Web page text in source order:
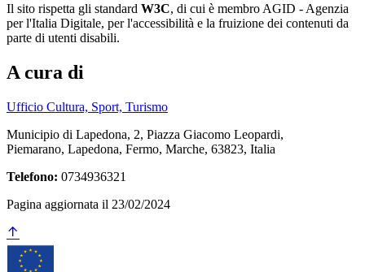
Il sito rispetta gli standard W3C, di cui è membro AGID - Agenzia
per l'Italia Digitale, per l'accessibilità e la fruizione dei contenuti da
parte di utenti disabili.
A cura di
Ufficio Cultura, Sport, Turismo
Municipio di Lapedona, 2, Piazza Giacomo Leopardi,
Piemarano, Lapedona, Fermo, Marche, 63823, Italia
Telefono: 0734936321
Pagina aggiornata il 23/02/2024